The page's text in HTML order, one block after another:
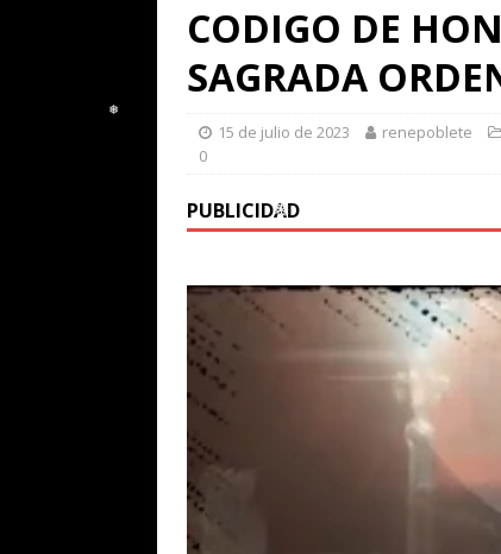
❅
CODIGO DE
SAGRADA
15 de julio de 2023 renepoblete
0
PUBLICIDAD